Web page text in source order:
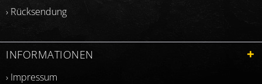
› Rücksendung
INFORMATIONEN
› Impressum